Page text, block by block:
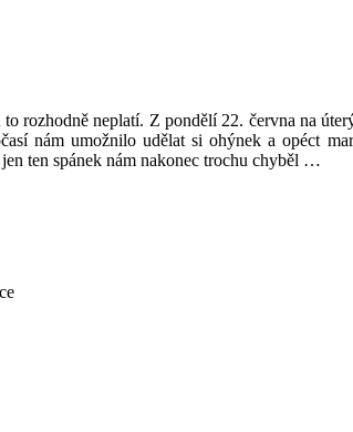
rozhodně neplatí. Z pondělí 22. června na
nám umožnilo udělat si ohýnek a opéct
ten spánek nám nakonec trochu chyběl …